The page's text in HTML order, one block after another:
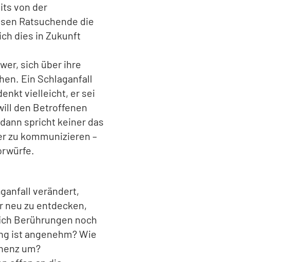
von der
Ratsuchende die
dies in Zukunft
sich über ihre
Ein Schlaganfall
vielleicht, er sei
den Betroffenen
spricht keiner das
zu kommunizieren –
verändert,
neu zu entdecken,
Berührungen noch
ist angenehm? Wie
um?